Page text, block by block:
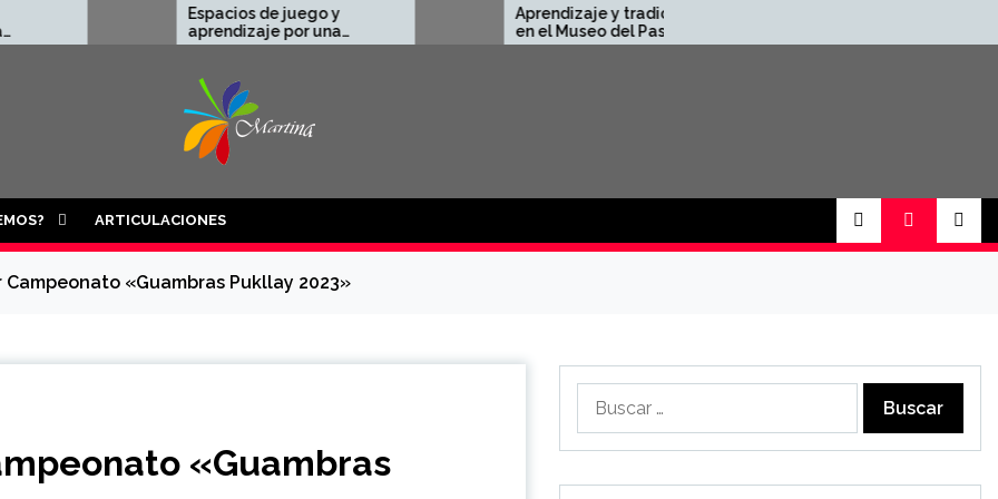
Espacios de juego y
aprendizaje por una
infancia libre de trabajo
Aprendizaje y tradición
en el Museo del Pasillo
🏛️🎸
a la DSIK 💼
ARTICULACIONES
«Guambras Pukllay 2023»
«Guambras